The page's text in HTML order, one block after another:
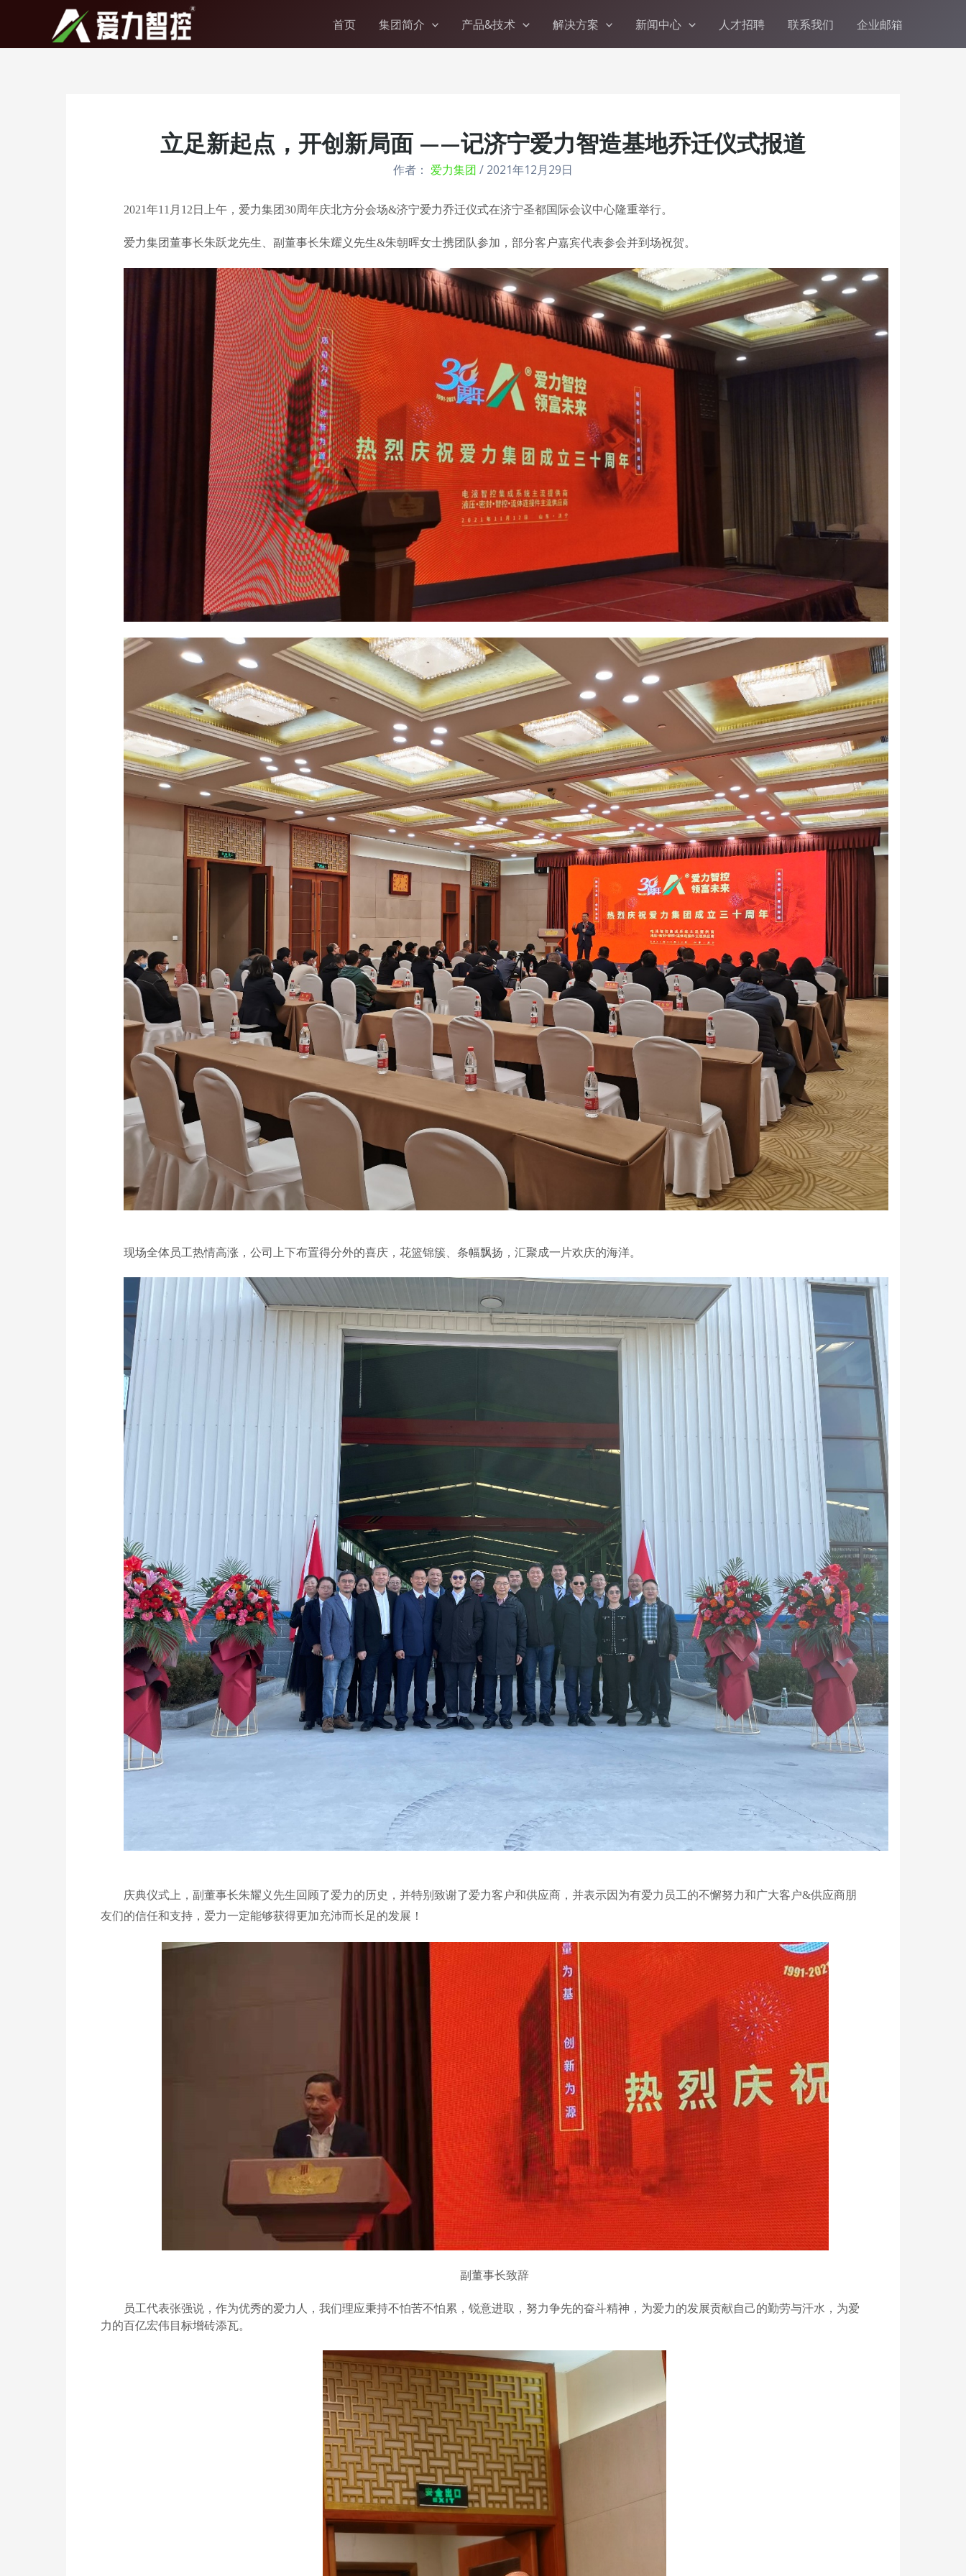
内
首页 集团简介 产品&技术 解决方案 新闻中心 人才招聘 联系我们 企业邮箱
立足新起点，开创新局面 ——记济宁爱力智造基地乔迁仪式报道
作者： 爱力集团 / 2021年12月29日
2021年11月12日上午，爱力集团30周年庆北方分会场&济宁爱力乔迁仪式在济宁圣都国际会议中心隆重举行。
爱力集团董事长朱跃龙先生、副董事长朱耀义先生&朱朝晖女士携团队参加，部分客户嘉宾代表参会并到场祝贺。
现场全体员工热情高涨 ，公司上下布置得分外的喜庆，花篮锦簇、条幅飘扬，汇聚成一片欢庆的海洋。
庆典仪式上 ， 副董事长朱耀义先生回顾了爱力的历史，并特别致谢了爱力客户和供应商，并表示因为有爱力员工的不懈努力和广大客户&供应商朋
友们的信任和支持， 爱力一定能够获得更加充沛而长足的发展！
副董事长致辞
员工代表张强说，作为优秀的爱力人，我们理应秉持不怕苦不怕累，锐意进取，努力争先的奋斗精神，为爱力的发展贡献自己的勤劳与汗水，为爱
力的百亿宏伟目标增砖添瓦。